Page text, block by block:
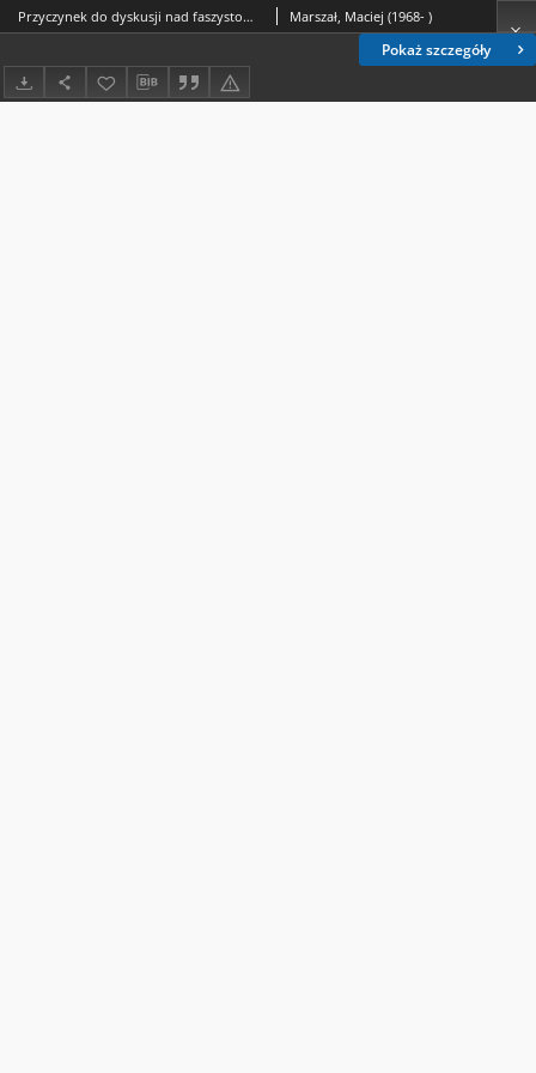
Pokaż szczegóły
Przyczynek do dyskusji nad faszystowskim prawem gospodarczym = A contribution to the discussion on commercial law of fascist Italy Marszał, Maciej (1968- )